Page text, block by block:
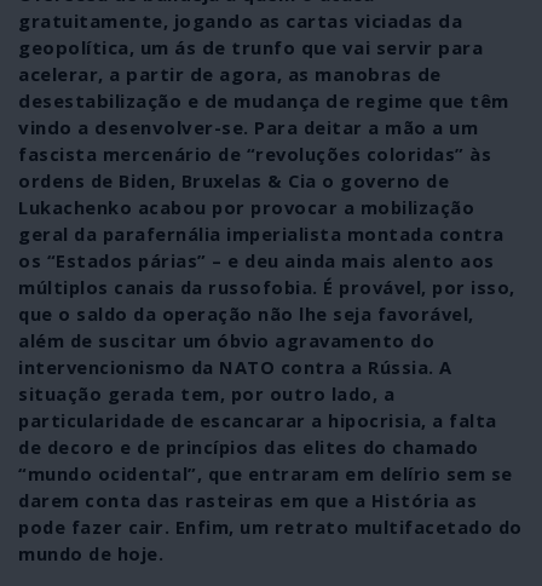
gratuitamente, jogando as cartas viciadas da
geopolítica, um ás de trunfo que vai servir para
acelerar, a partir de agora, as manobras de
desestabilização e de mudança de regime que têm
vindo a desenvolver-se. Para deitar a mão a um
fascista mercenário de “revoluções coloridas” às
ordens de Biden, Bruxelas & Cia o governo de
Lukachenko acabou por provocar a mobilização
geral da parafernália imperialista montada contra
os “Estados párias” – e deu ainda mais alento aos
múltiplos canais da russofobia. É provável, por isso,
que o saldo da operação não lhe seja favorável,
além de suscitar um óbvio agravamento do
intervencionismo da NATO contra a Rússia. A
situação gerada tem, por outro lado, a
particularidade de escancarar a hipocrisia, a falta
de decoro e de princípios das elites do chamado
“mundo ocidental”, que entraram em delírio sem se
darem conta das rasteiras em que a História as
pode fazer cair. Enfim, um retrato multifacetado do
mundo de hoje.